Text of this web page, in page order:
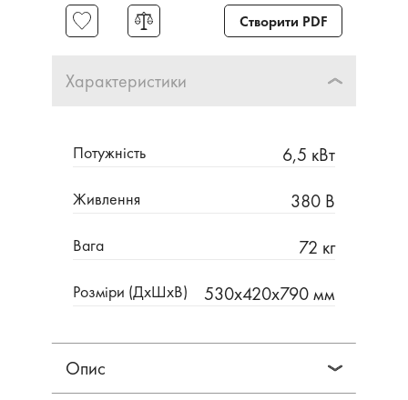
Створити PDF
Характеристики
Потужність 6,5 кВт
Живлення 380 В
Вага 72 кг
Розміри (ДхШхВ) 530х420х790 мм
Опис